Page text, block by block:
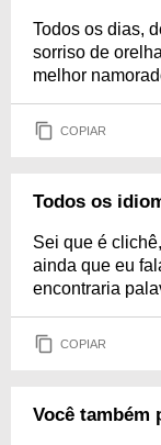
Todos os dias,
sorriso de
melhor
COPIAR
Todos os
Sei que é
ainda que eu
encontraria
COPIAR
Você também